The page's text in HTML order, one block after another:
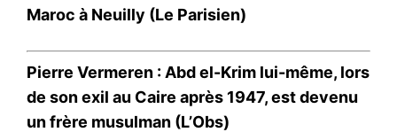
Maroc à Neuilly (Le Parisien)
Pierre Vermeren : Abd el-Krim lui-même, lors
de son exil au Caire après 1947, est de­venu
un frère mu­sul­man (L’Obs)